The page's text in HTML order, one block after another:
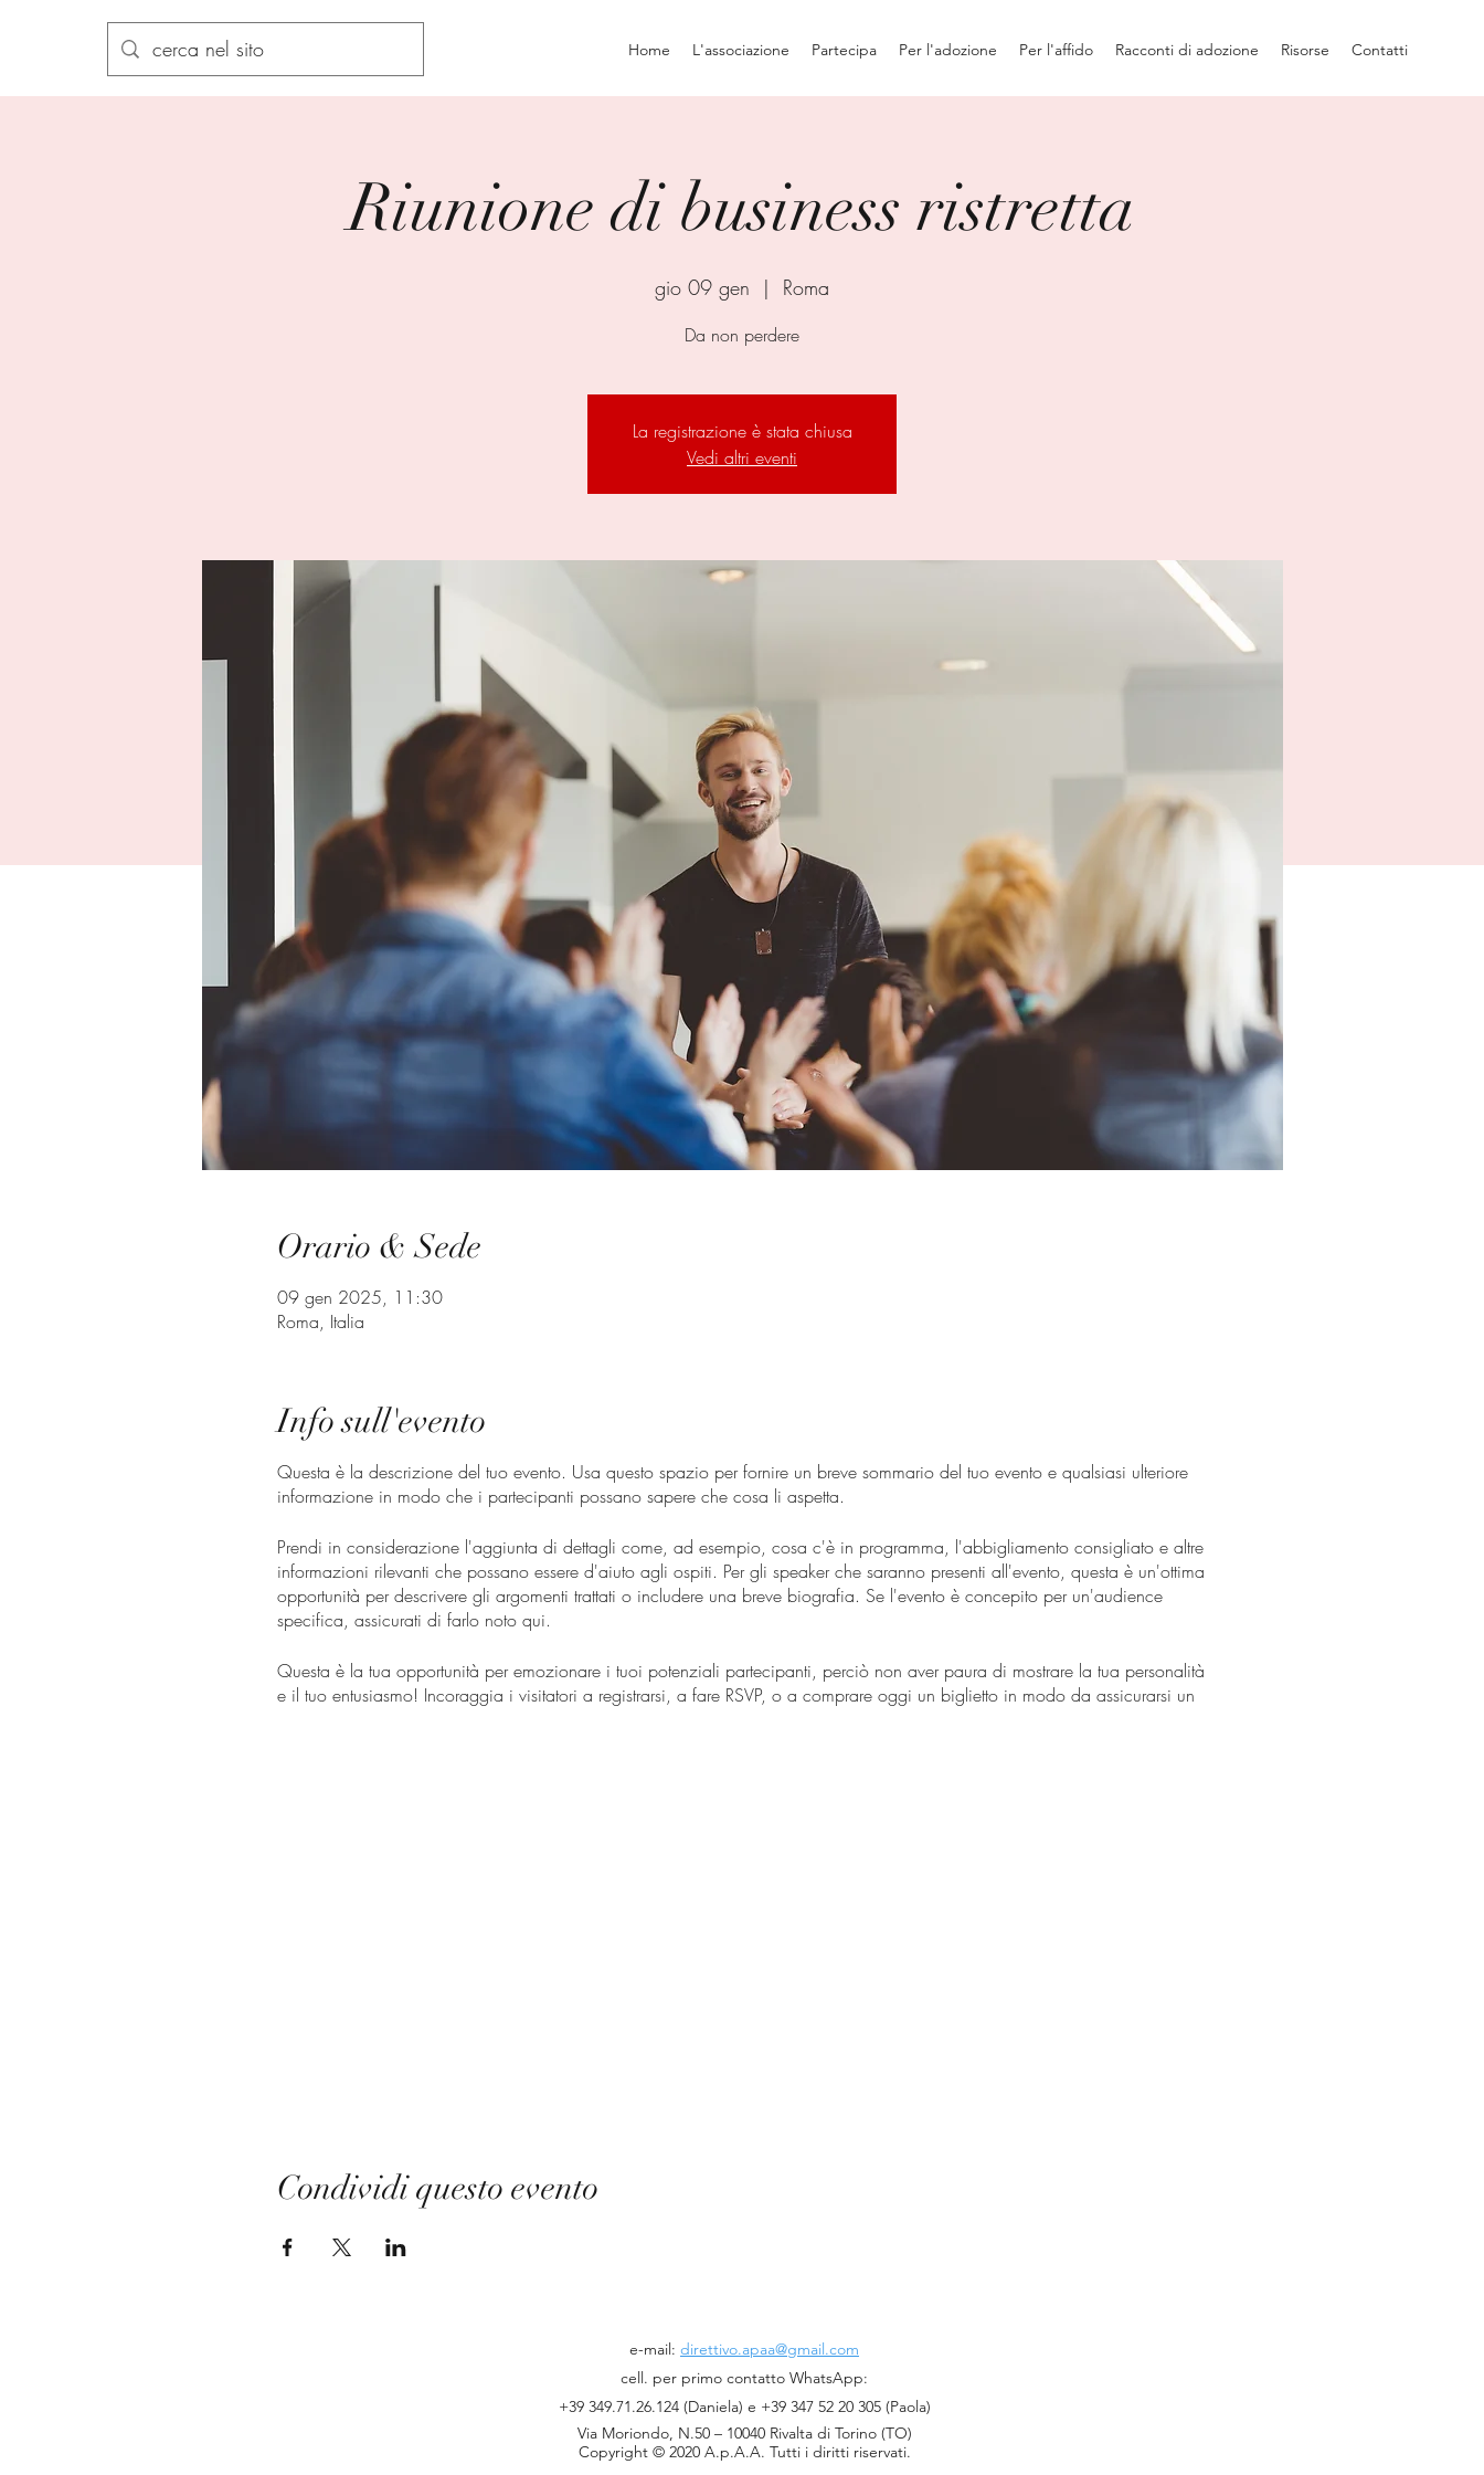
Associazione per l ’Adozione e l ’Affido Home L'associazione Partecipa Per l'adozione Per l'affido Racconti di adozione Risorse Contatti
Riunione di business ristretta
gio 09 gen
  |
Roma
Da non perdere
La registrazione è stata chiusa
Vedi altri eventi
Orario & Sede
09 gen 2025, 11:30
Roma, Italia
Info sull'evento
Questa è la descrizione del tuo evento. Usa questo spazio per fornire un breve sommario del tuo evento e qualsiasi ulteriore
informazione in modo che i partecipanti possano sapere che cosa li aspetta.
Prendi in considerazione l'aggiunta di dettagli come, ad esempio, cosa c'è in programma, l'abbigliamento consigliato e altre
informazioni rilevanti che possano essere d'aiuto agli ospiti. Per gli speaker che saranno presenti all'evento, questa è un'ottima
opportunità per descrivere gli argomenti trattati o includere una breve biografia. Se l'evento è concepito per un'audience
specifica, assicurati di farlo noto qui.
Questa è la tua opportunità per emozionare i tuoi potenziali partecipanti, perciò non aver paura di mostrare la tua personalità
e il tuo entusiasmo! Incoraggia i visitatori a registrarsi, a fare RSVP, o a comprare oggi un biglietto in modo da assicurarsi un
Condividi questo evento
e-mail: direttivo.apaa@gmail.com
cell. per primo contatto WhatsApp:
+39 349.71.26.124 (Daniela) e +39 347 52 20 305 (Paola)
Via Moriondo, N.50 – 10040 Rivalta di Torino (TO)
Copyright © 2020 A.p.A.A. Tutti i diritti riservati.